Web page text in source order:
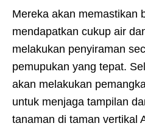
Mereka akan memastikan
mendapatkan cukup air
melakukan penyiraman
pemupukan yang tepat.
akan melakukan
untuk menjaga tampilan
tanaman di taman vertikal